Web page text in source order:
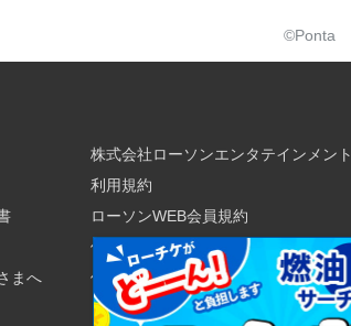
©Ponta
まへ
株式会社ローソンエンタテインメント
利用規約
ローソンWEB会員規約
個人情報の取り扱いについて
個人情報保護方針